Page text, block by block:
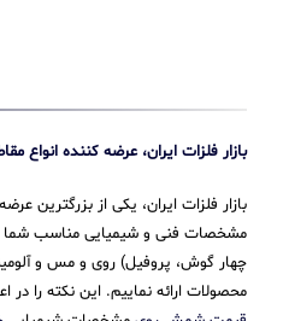
بازار فلزات ایران، عرضه کننده انواع
بازار فلزات ایران، یکی از بزرگترین
مشخصات فنی و شیمیایی مناسب شما
چهار گوش، پروفیل) روی و مس و
محصولات ارائه نماییم. این نکته را